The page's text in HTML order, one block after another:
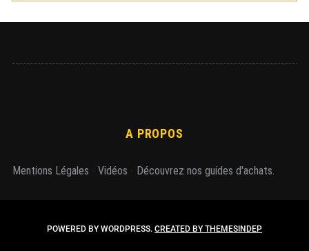
A PROPOS
Mentions Légales Vidéos Découvrez nos guides d'achats.
POWERED BY WORDPRESS. CREATED BY THEMESINDEP